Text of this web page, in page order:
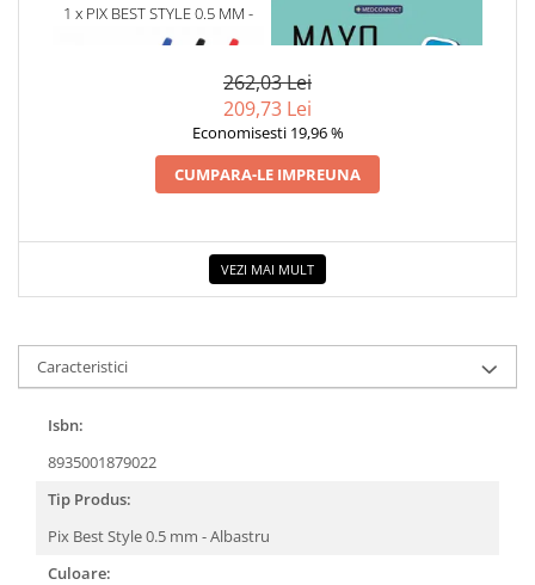
1 x PIX BEST STYLE 0.5 MM -
ALBASTRU
1 x MAYO CLINIC. CARTEA
ESENTIALA DESPRE DIABETUL
262,03 Lei
209,73 Lei
Economisesti 19,96 %
CUMPARA-LE IMPREUNA
VEZI MAI MULT
Caracteristici
Isbn:
8935001879022
Tip Produs:
Pix Best Style 0.5 mm - Albastru
Culoare: